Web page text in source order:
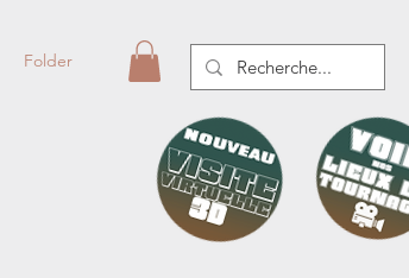
Folder